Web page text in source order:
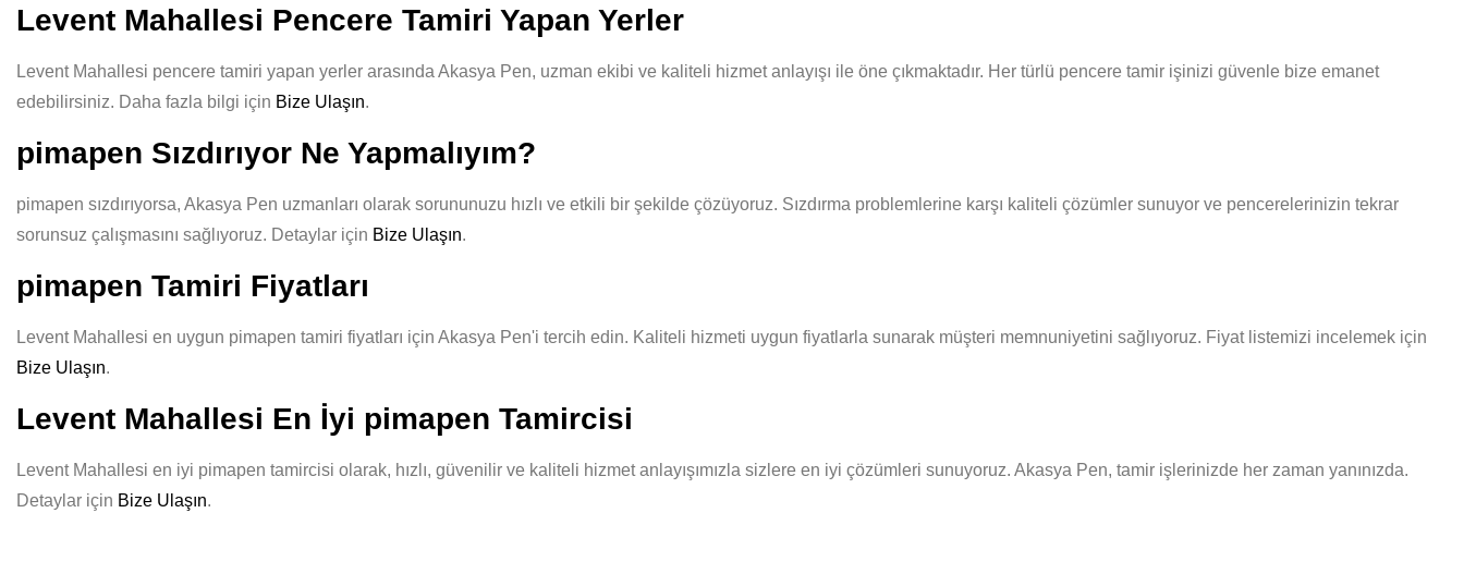
Levent Mahallesi Pencere Tamiri Yapan Yerler
Levent Mahallesi pencere tamiri yapan yerler arasında Akasya Pen, uzman ekibi ve kaliteli hizmet anlayışı ile öne çıkmaktadır. Her türlü pencere tamir işinizi güvenle bize emanet
edebilirsiniz. Daha fazla bilgi için Bize Ulaşın.
pimapen Sızdırıyor Ne Yapmalıyım?
pimapen sızdırıyorsa, Akasya Pen uzmanları olarak sorununuzu hızlı ve etkili bir şekilde çözüyoruz. Sızdırma problemlerine karşı kaliteli çözümler sunuyor ve pencerelerinizin tekrar
sorunsuz çalışmasını sağlıyoruz. Detaylar için Bize Ulaşın.
pimapen Tamiri Fiyatları
Levent Mahallesi en uygun pimapen tamiri fiyatları için Akasya Pen'i tercih edin. Kaliteli hizmeti uygun fiyatlarla sunarak müşteri memnuniyetini sağlıyoruz. Fiyat listemizi incelemek için
Bize Ulaşın.
Levent Mahallesi En İyi pimapen Tamircisi
Levent Mahallesi en iyi pimapen tamircisi olarak, hızlı, güvenilir ve kaliteli hizmet anlayışımızla sizlere en iyi çözümleri sunuyoruz. Akasya Pen, tamir işlerinizde her zaman yanınızda.
Detaylar için Bize Ulaşın.